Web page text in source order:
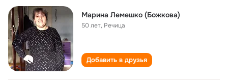
Марина Лемешко (Божкова)
50 лет, Речица
Добавить в друзья